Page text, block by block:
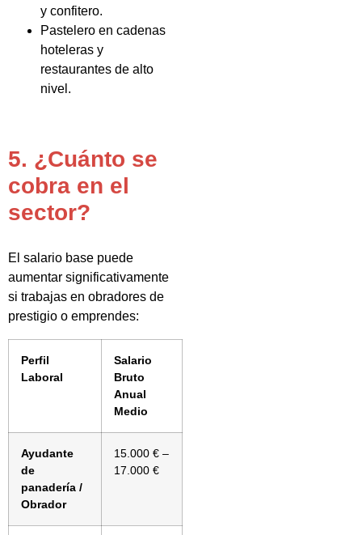
y confitero.
Pastelero en cadenas
hoteleras y
restaurantes de alto
nivel.
5. ¿Cuánto se
cobra en el
sector?
El salario base puede
aumentar significativamente
si trabajas en obradores de
prestigio o emprendes:
Perfil
Laboral
Salario
Bruto
Anual
Medio
Ayudante
de
panadería /
Obrador
15.000 € –
17.000 €